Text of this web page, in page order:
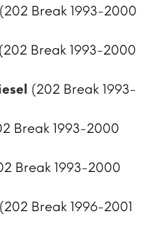
(202 Break 1993-2000
(202 Break 1993-2000
(202 Break 1993-
Break 1993-2000
Break 1993-2000
(202 Break 1996-2001